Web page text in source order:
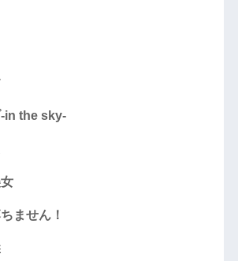
in the sky-
ません！